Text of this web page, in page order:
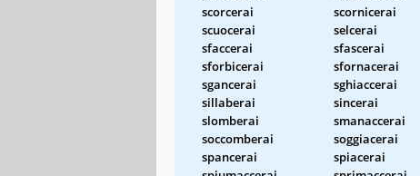
scorcerai
scornicerai
scuocerai
selcerai
sfaccerai
sfascerai
sforbicerai
sfornacerai
sgancerai
sghiaccerai
sillaberai
sincerai
slomberai
smanaccerai
soccomberai
soggiacerai
spancerai
spiacerai